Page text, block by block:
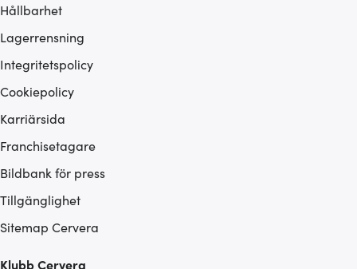
Hållbarhet
Lagerrensning
Integritetspolicy
Cookiepolicy
Karriärsida
Franchisetagare
Bildbank för press
Tillgänglighet
Sitemap Cervera
Klubb Cervera